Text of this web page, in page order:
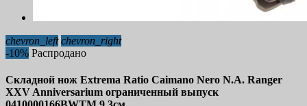
chevron_left chevron_right
-10% Распродано
Складной нож Extrema Ratio Caimano Nero N.A. Ranger
XXV Anniversarium ограниченный выпуск